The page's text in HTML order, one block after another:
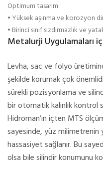
Optimum tasarım
• Yüksek aşınma ve korozyon
• Birinci sınıf sızdırmazlık ve
Metalurji Uygulamaları
Levha, sac ve folyo
şekilde korumak çok
sürekli pozisyonlama ve
bir otomatik kalınlık kontrol
Hidroman’ın içten MTS
sayesinde, yüz milimetrenin
hassasiyet sağlanır. Bu
olsa bile silindir konumunu